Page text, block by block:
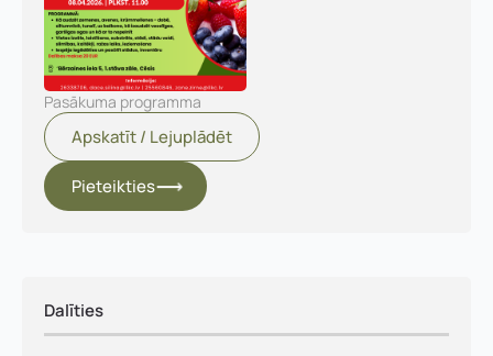
Pasākuma programma
Apskatīt / Lejuplādēt
Pieteikties
Dalīties
Nosūtīt pieteikumu
Pieteikties